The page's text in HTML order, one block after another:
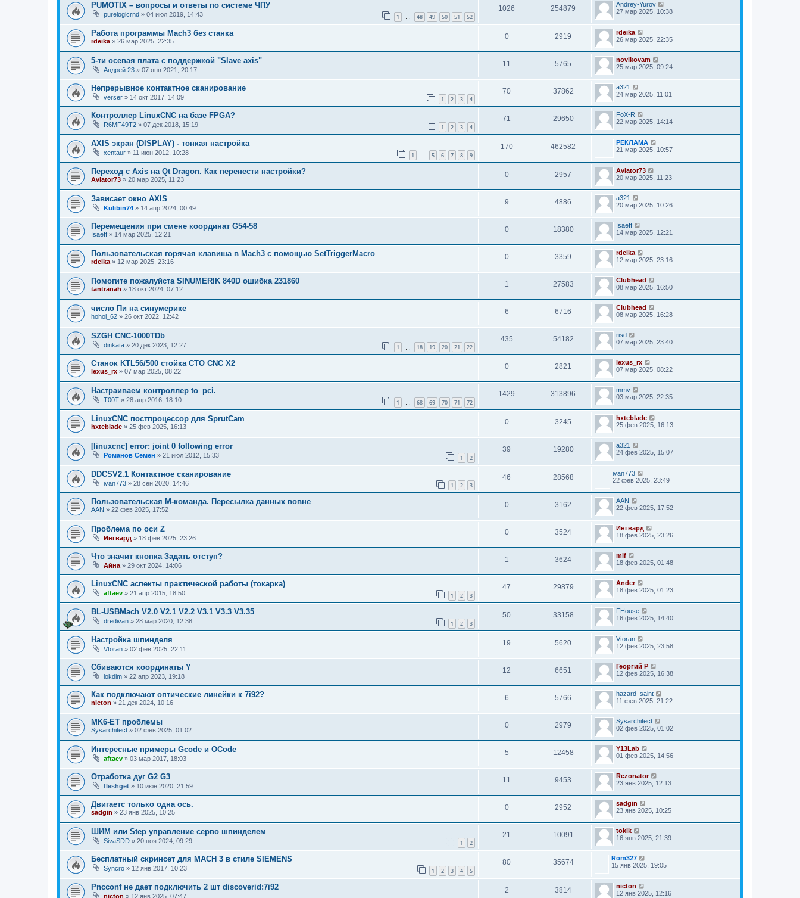
PUMOTIX – вопросы и ответы по системе ЧПУ
purelogicrnd » 04 июл 2019, 14:43 1 … 48 49 50 51 52
1026 254879
Andrey-Yurov
27 мар 2025, 10:38
Работа программы Mach3 без станка
rdeika » 26 мар 2025, 22:35
0 2919
rdeika
26 мар 2025, 22:35
5-ти осевая плата с поддержкой "Slave axis"
Андрей 23 » 07 янв 2021, 20:17
11 5765
novikovam
25 мар 2025, 09:24
Непрерывное контактное сканирование
verser » 14 окт 2017, 14:09 1 2 3 4
70 37862
a321
24 мар 2025, 11:01
Контроллер LinuxCNC на базе FPGA?
R6MF49T2 » 07 дек 2018, 15:19 1 2 3 4
71 29650
FoX-R
22 мар 2025, 14:14
AXIS экран (DISPLAY) - тонкая настройка
xentaur » 11 июн 2012, 10:28 1 … 5 6 7 8 9
170 462582
РЕКЛАМА
21 мар 2025, 10:57
Переход с Axis на Qt Dragon. Как перенести настройки?
Aviator73 » 20 мар 2025, 11:23
0 2957
Aviator73
20 мар 2025, 11:23
Зависает окно AXIS
Kulibin74 » 14 апр 2024, 00:49
9 4886
a321
20 мар 2025, 10:26
Перемещения при смене координат G54-58
Isaeff » 14 мар 2025, 12:21
0 18380
Isaeff
14 мар 2025, 12:21
Пользовательская горячая клавиша в Mach3 с помощью SetTriggerMacro
rdeika » 12 мар 2025, 23:16
0 3359
rdeika
12 мар 2025, 23:16
Помогите пожалуйста SINUMERIK 840D ошибка 231860
tantranah » 18 окт 2024, 07:12
1 27583
Clubhead
08 мар 2025, 16:50
число Пи на синумерике
hohol_62 » 26 окт 2022, 12:42
6 6716
Clubhead
08 мар 2025, 16:28
SZGH CNC-1000TDb
dinkata » 20 дек 2023, 12:27 1 18 19 20 21 22
435 54182
risd
07 мар 2025, 23:40
Станок KTL56/500 стойка CTO CNC X2
lexus_rx » 07 мар 2025, 08:22
0 2821
lexus_rx
07 мар 2025, 08:22
Настраиваем контроллер to_pci.
T00T » 28 апр 2016, 18:10 1 … 68 69 70 71 72
1429 313896
mmv
03 мар 2025, 22:35
LinuxCNC постпроцессор для SprutCam
hxteblade » 25 фев 2025, 16:13
0 3245
hxteblade
25 фев 2025, 16:13
[linuxcnc] error: joint 0 following error
Романов Семен » 21 июл 2012, 15:33 1 2
39 19280
a321
24 фев 2025, 15:07
DDCSV2.1 Контактное сканирование
ivan773 » 28 сен 2020, 14:46 1 2 3
46 28568
ivan773
22 фев 2025, 23:49
Пользовательская M-команда. Пересылка данных вовне
AAN » 22 фев 2025, 17:52
0 3162
AAN
22 фев 2025, 17:52
Проблема по оси Z
Ингвард » 18 фев 2025, 23:26
0 3524
Ингвард
18 фев 2025, 23:26
Что значит кнопка Задать отступ?
Айна » 29 окт 2024, 14:06
1 3624
mif
18 фев 2025, 01:48
LinuxCNC аспекты практической работы (токарка)
aftaev » 21 апр 2015, 18:50 1 2 3
47 29879
Ander
18 фев 2025, 01:23
BL-USBMach V2.0 V2.1 V2.2 V3.1 V3.3 V3.35
dredivan » 28 мар 2020, 12:38 1 2 3
50 33158
FHouse
16 фев 2025, 14:40
Настройка шпинделя
Vtoran » 02 фев 2025, 22:11
19 5620
Vtoran
12 фев 2025, 23:58
Сбиваются координаты Y
lokdim » 22 апр 2023, 19:18
12 6651
Георгий Р
12 фев 2025, 16:38
Как подключают оптические линейки к 7i92?
nicton » 21 дек 2024, 10:16
6 5766
hazard_saint
11 фев 2025, 21:22
MK6-ET проблемы
Sysarchitect » 02 фев 2025, 01:02
0 2979
Sysarchitect
02 фев 2025, 01:02
Интересные примеры Gcode и OCode
aftaev » 03 мар 2017, 18:03
5 12458
Y13Lab
01 фев 2025, 14:56
Отработка дуг G2 G3
fleshget » 10 июн 2020, 21:59
11 9453
Rezonator
23 янв 2025, 12:13
Двигаетс только одна ось.
sadgin » 23 янв 2025, 10:25
0 2952
sadgin
23 янв 2025, 10:25
ШИМ или Step управление серво шпинделем
SivaSDD » 20 ноя 2024, 09:29 1 2
21 10091
tokik
16 янв 2025, 21:39
Бесплатный скринсет для MACH 3 в стиле SIEMENS
Syncro » 12 янв 2017, 10:23 1 2 3 4 5
80 35674
Rom327
15 янв 2025, 19:05
Pncconf не дает подключить 2 шт discoverid:7i92
nicton » 12 янв 2025, 07:47
2 3814
nicton
12 янв 2025, 12:16